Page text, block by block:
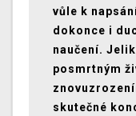
vůle k
dokonce i
naučení.
posmrtným
skutečné